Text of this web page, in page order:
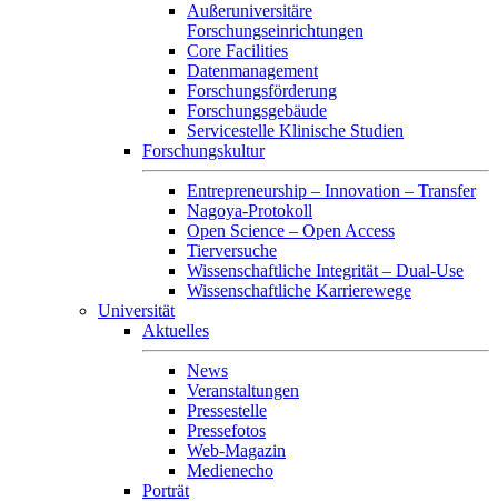
Außeruniversitäre
Forschungseinrichtungen
Core Facilities
Datenmanagement
Forschungsförderung
Forschungsgebäude
Servicestelle Klinische Studien
Forschungskultur
Entrepreneurship – Innovation – Transfer
Nagoya-Protokoll
Open Science – Open Access
Tierversuche
Wissenschaftliche Integrität – Dual-Use
Wissenschaftliche Karrierewege
Universität
Aktuelles
News
Veranstaltungen
Pressestelle
Pressefotos
Web-Magazin
Medienecho
Porträt